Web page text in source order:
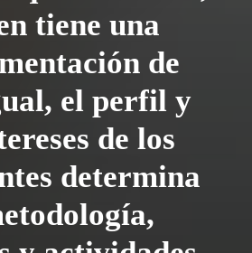
tiene una
de
el perfil y
de los
determina